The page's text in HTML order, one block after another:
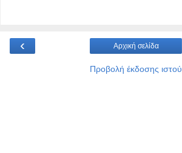
‹ Αρχική σελίδα
Προβολή έκδοσης ιστού